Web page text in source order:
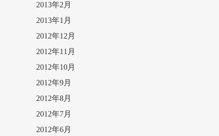
2013年2月
2013年1月
2012年12月
2012年11月
2012年10月
2012年9月
2012年8月
2012年7月
2012年6月